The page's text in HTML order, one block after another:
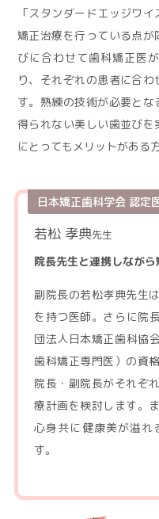
「スタンダードエッジワ
矯正治療を行っている点
びに合わせて歯科矯正医
り、それぞれの患者に合
す。熟練の技術が必要と
得られない美しい歯並び
にとってもメリットがある
日本矯正歯科学会 認定
若松 孝典先生
院長先生と連携しなが
副院長の若松孝典先生
を持つ医師。さらに院
団法人日本矯正歯科協
歯科矯正専門医）の資
院長・副院長がそれぞ
療計画を検討します。
心身共に健康美が溢れ
す。